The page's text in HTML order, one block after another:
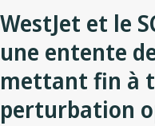
WestJet et le
une entente
mettant fin à
perturbation